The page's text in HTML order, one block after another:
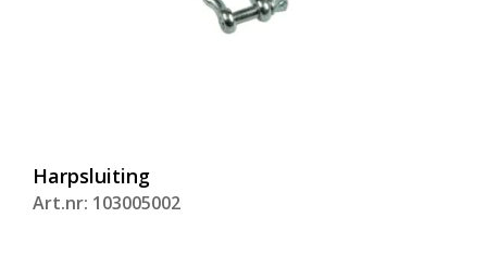
Harpsluiting
Art.nr: 103005002